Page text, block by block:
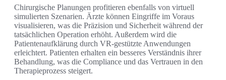
Chirurgische Planungen profitieren ebenfalls von virtuell
simulierten Szenarien. Ärzte können Eingriffe im Voraus
visualisieren, was die Präzision und Sicherheit während der
tatsächlichen Operation erhöht. Außerdem wird die
Patientenaufklärung durch VR-gestützte Anwendungen
erleichtert. Patienten erhalten ein besseres Verständnis ihrer
Behandlung, was die Compliance und das Vertrauen in den
Therapieprozess steigert.